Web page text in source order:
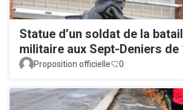
Statue d’un soldat de la
militaire aux Sept-Deniers de
Proposition officielle 0